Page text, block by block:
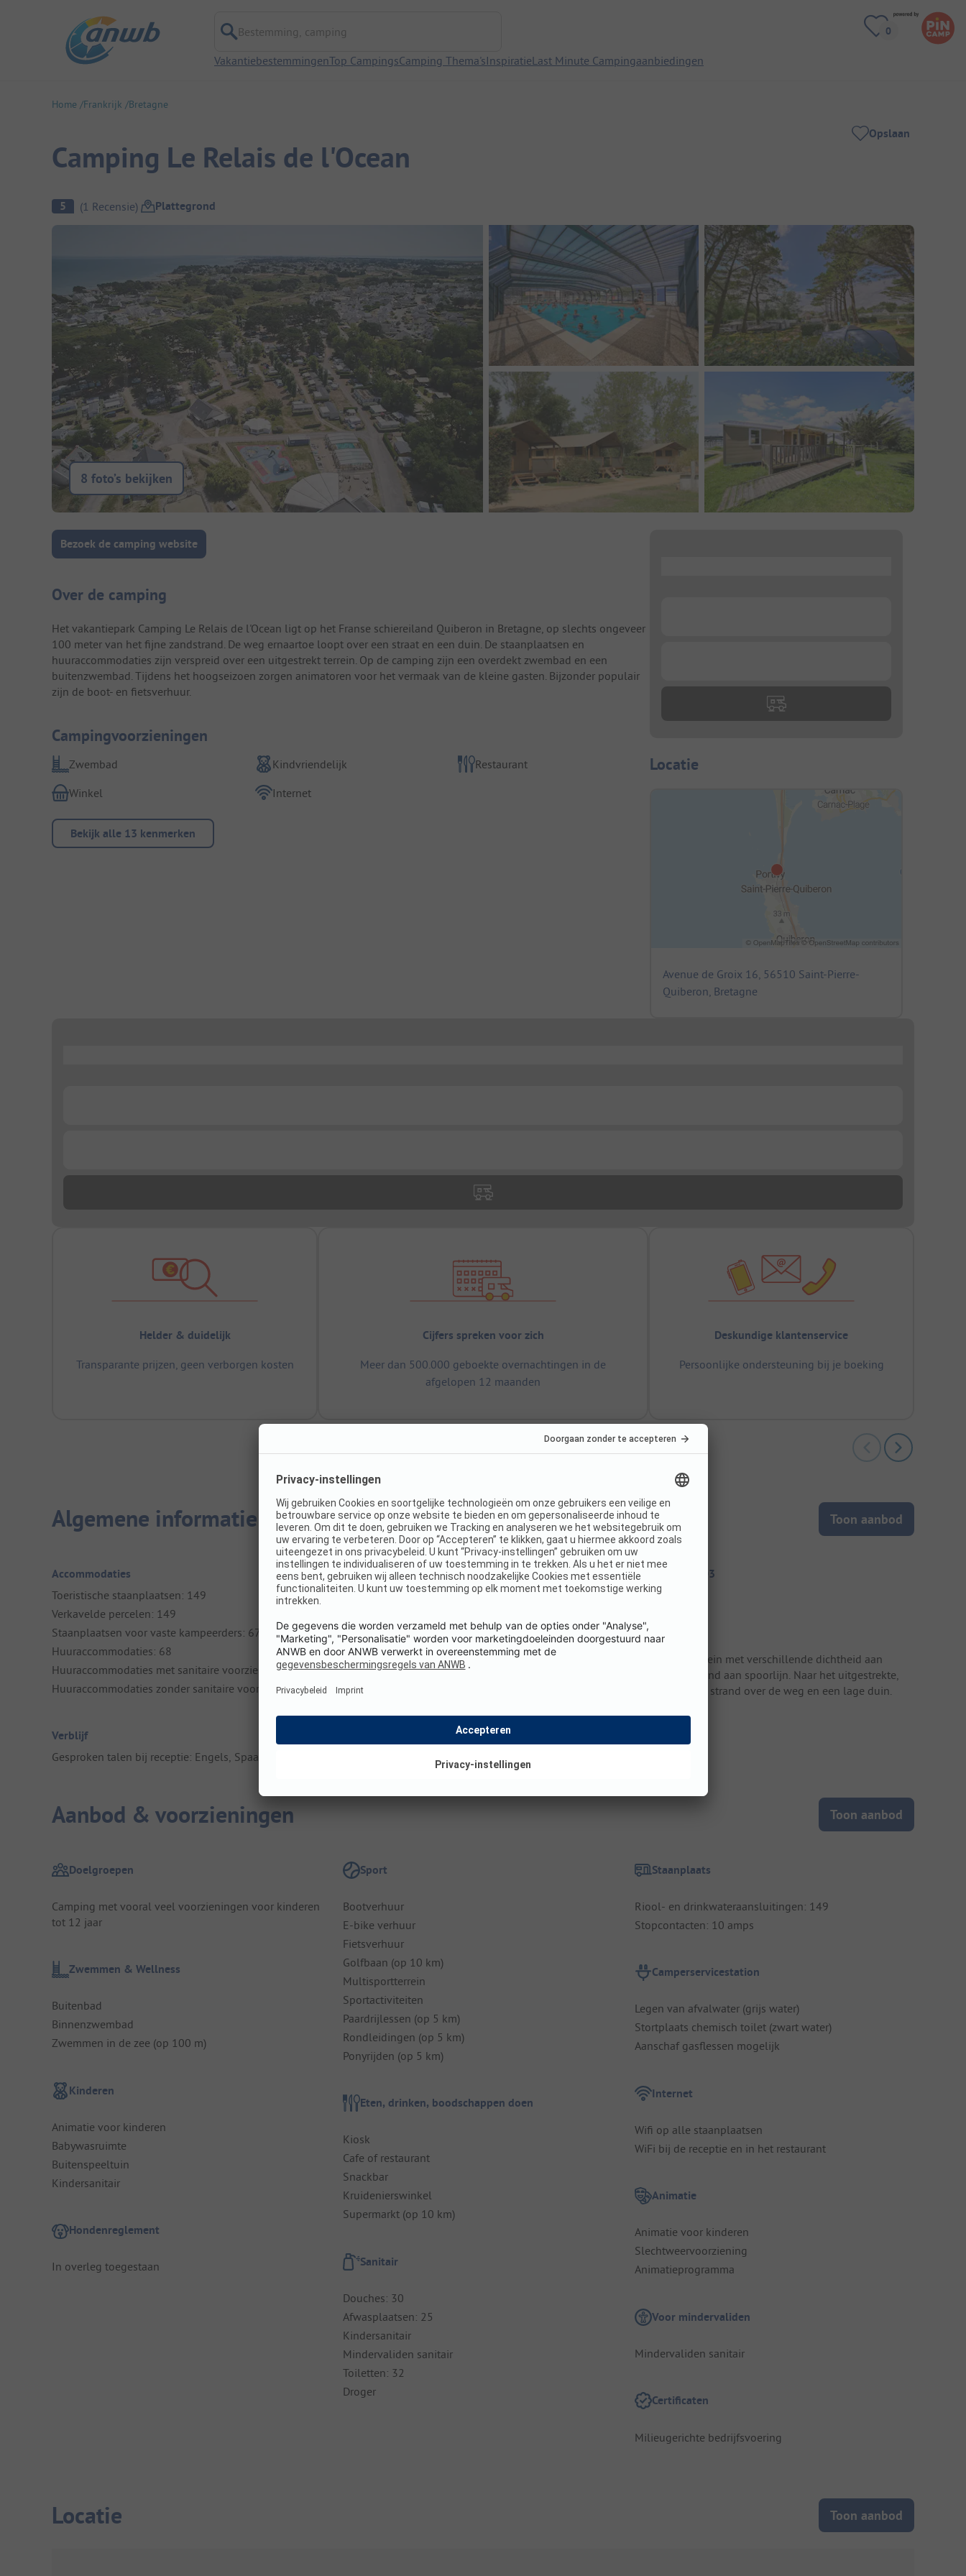
Bestemming, camping
VakantiebestemmingenTop CampingsCamping Thema'sInspiratieLast Minute Campingaanbiedingen
Home Frankrijk Bretagne
Camping Le Relais de l'Ocean
Opslaan
Camping overzicht
5 (1 Recensie) Plattegrond
8 foto’s bekijken
Camping introductie
Bezoek de camping website
Over de camping
Het vakantiepark Camping Le Relais de l'Ocean ligt op het Franse schiereiland Quiberon in Bretagne, op slechts ongeveer
100 meter van het fijne zandstrand. De weg ernaartoe loopt over een straat en een duin. De staanplaatsen en
huuraccommodaties zijn verspreid over een uitgestrekt terrein. Op de camping zijn een overdekt zwembad en een
buitenzwembad. Tijdens het hoogseizoen zorgen animatoren voor het vermaak van de kleine gasten. Bijzonder populair
zijn de boot- en fietsverhuur.
Campingvoorzieningen
Zwembad Kindvriendelijk
Restaurant
Winkel
Internet
Bekijk alle 13 kenmerken
Locatie
Avenue de Groix 16, 56510 Saint-Pierre-
Quiberon, Bretagne
Helder & duidelijk
Transparante prijzen, geen verborgen kosten
Cijfers spreken voor zich
Meer dan 500.000 geboekte overnachtingen in de
afgelopen 12 maanden
Deskundige klantenservice
Persoonlijke ondersteuning bij je boeking
Algemene informatie Toon aanbod
Accommodaties
Toeristische staanplaatsen: 149
Verkavelde percelen: 149
Staanplaatsen voor vaste kampeerders: 67
Huuraccommodaties: 68
Huuraccommodaties met sanitaire voorzieningen: 58
Huuraccommodaties zonder sanitaire voorzieningen: 10
Verblijf
Gesproken talen bij receptie: Engels, Spaans
Afmetingen
Totale oppervlakte camping: 6 ha
Omgeving
2 km)
Openbaar vervoer: (op 200 m)
Sitecode: 77303
Terrein
Uitgestrekt terrein met verschillende dichtheid aan
bomen. Grenzend aan spoorlijn. Naar het uitgestrekte,
tot 40 m brede strand over de weg en een lage duin.
Aanbod & voorzieningen Toon aanbod
Doelgroepen
Camping met vooral veel voorzieningen voor kinderen
tot 12 jaar
Zwemmen & Wellness
Buitenbad
Binnenzwembad
Zwemmen in de zee (op 100 m)
Kinderen
Animatie voor kinderen
Babywasruimte
Buitenspeeltuin
Kindersanitair
Hondenreglement
In overleg toegestaan
Sport
Bootverhuur
E-bike verhuur
Fietsverhuur
Golfbaan (op 10 km)
Multisportterrein
Sportactiviteiten
Paardrijlessen (op 5 km)
Rondleidingen (op 5 km)
Ponyrijden (op 5 km)
Eten, drinken, boodschappen doen
Kiosk
Cafe of restaurant
Snackbar
Kruidenierswinkel
Supermarkt (op 10 km)
Sanitair
Douches: 30
Afwasplaatsen: 25
Kindersanitair
Mindervaliden sanitair
Toiletten: 32
Droger
Staanplaats
Riool- en drinkwateraansluitingen: 149
Stopcontacten: 10 amps
Camperservicestation
Legen van afvalwater (grijs water)
Stortplaats chemisch toilet (zwart water)
Aanschaf gasflessen mogelijk
Internet
Wifi op alle staanplaatsen
WiFi bij de receptie en in het restaurant
Animatie
Animatie voor kinderen
Slechtweervoorziening
Animatieprogramma
Voor mindervaliden
Mindervaliden sanitair
Certificaten
Milieugerichte bedrijfsvoering
Locatie Toon aanbod